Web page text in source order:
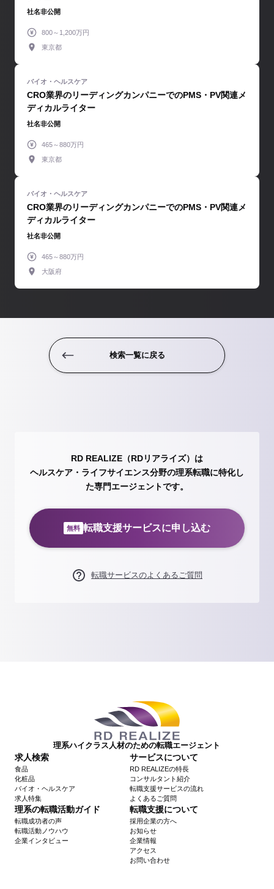
社名非公開
800～1,200万円
東京都
CRO業界のリーディングカンパニーでのPMS・PV関連メ
ディカルライター
社名非公開
465～880万円
東京都
CRO業界のリーディングカンパニーでのPMS・PV関連メ
ディカルライター
社名非公開
465～880万円
大阪府
検索一覧に戻る
RD REALIZE（RDリアライズ）は
ヘルスケア・ライフサイエンス分野の理系転職に特化し
た専門エージェントです。
無料 転職支援サービスに申し込む
転職サービスのよくあるご質問
理系ハイクラス人材のための転職エージェント
求人検索
食品
化粧品
バイオ・ヘルスケア
求人特集
サービスについて
RD REALIZEの特長
コンサルタント紹介
転職支援サービスの流れ
よくあるご質問
理系の転職活動ガイド
転職成功者の声
転職活動ノウハウ
企業インタビュー
転職支援について
採用企業の方へ
お知らせ
企業情報
アクセス
お問い合わせ